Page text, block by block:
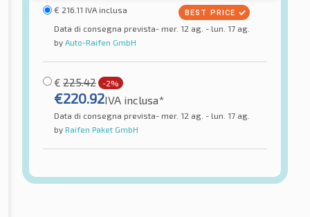
€ 216.11 IVA inclusa
Data di consegna prevista- mer. 12 ag. - lun. 17 ag.
by Auto-Raifen GmbH
€ 225.42 -2%
€220.92IVA inclusa*
Data di consegna prevista- mer. 12 ag. - lun. 17 ag.
by Raifen Paket GmbH